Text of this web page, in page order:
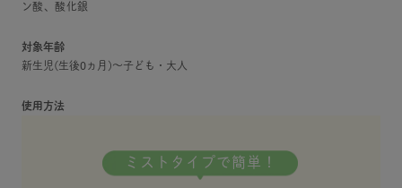
ン酸、酸化銀
対象年齢
新生児(生後0ヵ月)～子ども・大人
使用方法
ミストタイプで簡単！